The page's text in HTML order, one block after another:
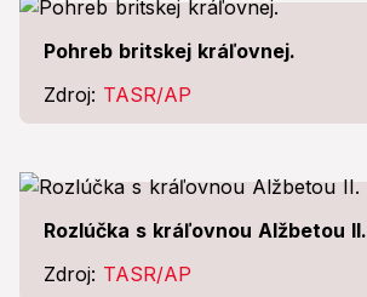
Pohreb britskej kráľovnej.
Zdroj: TASR/AP
Rozlúčka s kráľovnou Alžbetou II.
Zdroj: TASR/AP